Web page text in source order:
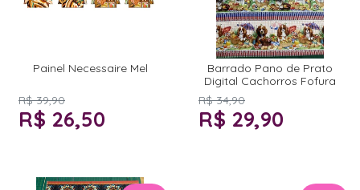
Painel Necessaire Mel
R$ 39,90
R$ 26,50
Barrado Pano de Prato
Digital Cachorros Fofura
R$ 34,90
R$ 29,90